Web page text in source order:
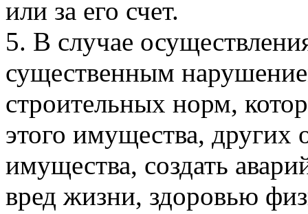
или за его счет.
5. В случае
существенным
строительных норм,
этого имущества, других
имущества, создать
вред жизни, здоровью